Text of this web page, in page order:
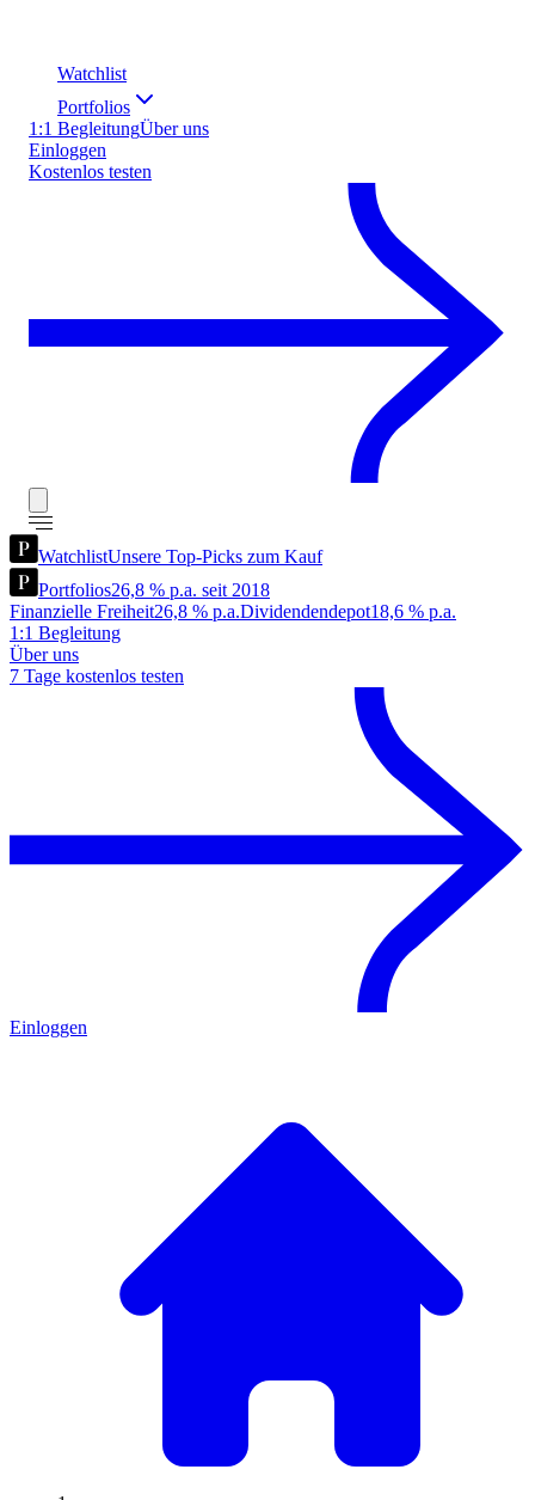
Watchlist
Portfolios
1:1 BegleitungÜber uns
Einloggen
Kostenlos testen
WatchlistUnsere Top-Picks zum Kauf
Portfolios26,8 % p.a. seit 2018
Finanzielle Freiheit26,8 % p.a.Dividendendepot18,6 % p.a.
1:1 Begleitung
Über uns
7 Tage kostenlos testen
Einloggen